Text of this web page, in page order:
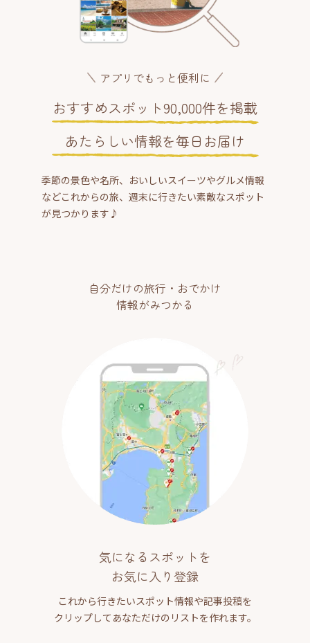
アプリでもっと便利に
おすすめスポット90,000件を掲載
あたらしい情報を毎日お届け
季節の景色や名所、おいしいスイーツやグルメ情報
などこれからの旅、週末に行きたい素敵なスポット
が見つかります♪
自分だけの旅行・おでかけ
情報がみつかる
気になるスポットを
お気に入り登録
これから行きたいスポット情報や記事投稿を
クリップしてあなただけのリストを作れます。